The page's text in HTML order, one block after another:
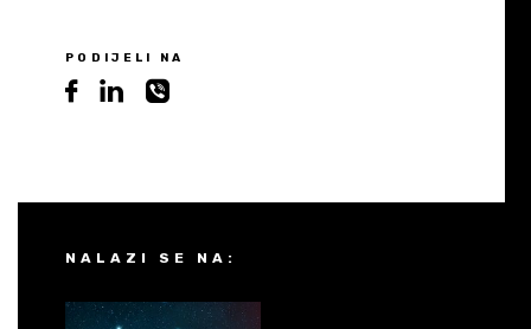
PODIJELI NA
NALAZI SE NA: